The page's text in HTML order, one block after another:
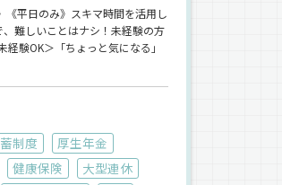
平日のみ》スキマ時間を活用し
難しいことはナシ！未経験の方
験OK＞「ちょっと気になる」
制度
厚生年金
健康保険
大型連休